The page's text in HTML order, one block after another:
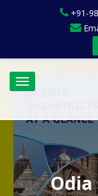
+91-
Toggle
navigation
Odia